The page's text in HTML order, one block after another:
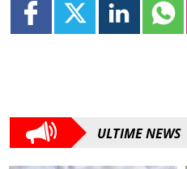
ULTIME NEWS